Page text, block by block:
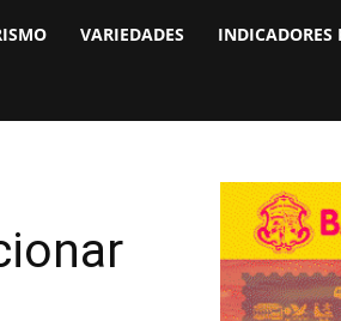
VARIEDADES INDICADORES